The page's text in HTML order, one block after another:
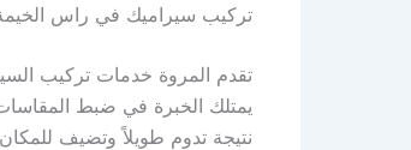
تركيب سيراميك في راس
تقدم المروة خدمات تركيب
يمتلك الخبرة في ضبط
نتيجة تدوم طويلاً وتضيف